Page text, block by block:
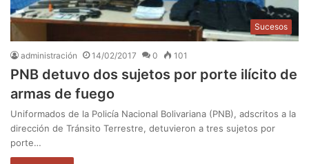
Sucesos
administración 14/02/2017 0 101
PNB detuvo dos sujetos por porte ilícito de
armas de fuego
Uniformados de la Policía Nacional Bolivariana (PNB), adscritos a la
dirección de Tránsito Terrestre, detuvieron a tres sujetos por
porte…